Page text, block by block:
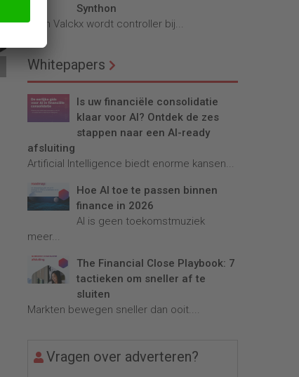
Synthon
Teun Valckx wordt controller bij...
Whitepapers
Is uw financiële consolidatie
klaar voor AI? Ontdek de zes
stappen naar een AI-ready
afsluiting
Artificial Intelligence biedt enorme kansen...
Hoe AI toe te passen binnen
finance in 2026
AI is geen toekomstmuziek
meer...
The Financial Close Playbook: 7
tactieken om sneller af te
sluiten
Markten bewegen sneller dan ooit....
Vragen over adverteren?